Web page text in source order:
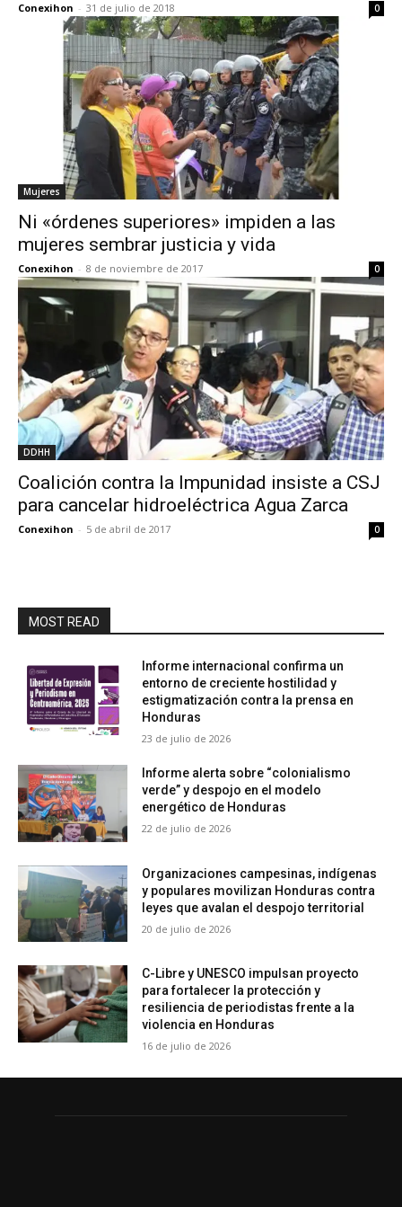
Conexihon - 31 de julio de 2018 0
Mujeres
Ni «órdenes superiores» impiden a las
mujeres sembrar justicia y vida
Conexihon - 8 de noviembre de 2017 0
DDHH
Coalición contra la Impunidad insiste a CSJ
para cancelar hidroeléctrica Agua Zarca
Conexihon - 5 de abril de 2017 0
MOST READ
Informe internacional confirma un
entorno de creciente hostilidad y
estigmatización contra la prensa en
Honduras
23 de julio de 2026
Informe alerta sobre “colonialismo
verde” y despojo en el modelo
energético de Honduras
22 de julio de 2026
Organizaciones campesinas, indígenas
y populares movilizan Honduras contra
leyes que avalan el despojo territorial
20 de julio de 2026
C-Libre y UNESCO impulsan proyecto
para fortalecer la protección y
resiliencia de periodistas frente a la
violencia en Honduras
16 de julio de 2026